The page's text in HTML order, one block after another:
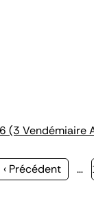
(3 Vendémiaire
Page
‹ Précédent …